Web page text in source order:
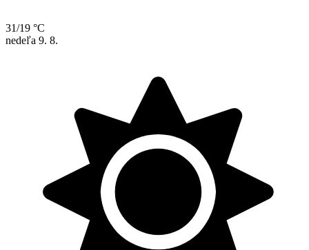
31/19 °C
nedeľa 9. 8.